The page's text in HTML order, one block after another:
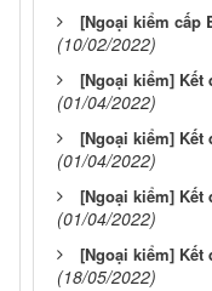
[Ngoại kiểm cấp
(10/02/2022)
[Ngoại kiểm] Kết
(01/04/2022)
[Ngoại kiểm] Kết
(01/04/2022)
[Ngoại kiểm] Kết
(01/04/2022)
[Ngoại kiểm] Kết
(18/05/2022)